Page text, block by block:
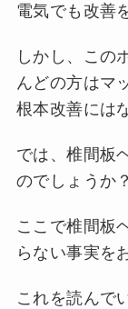
電気でも改善
しかし、この
んどの方はマ
根本改善には
では、椎間板
のでしょうか？
ここで椎間板
らない事実を
これを読んで